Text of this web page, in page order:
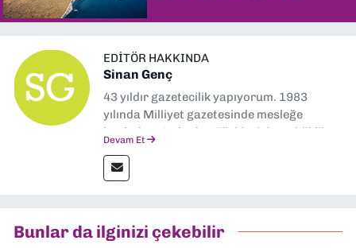
EDITÖR HAKKINDA
Sinan Genç
43 yıldır gazetecilik yapıyorum. 1983
yılında Milliyet gazetesinde mesleğe
başladım. Ardından Türkiye’nin en köklü
muhabir, editör, müdür yardımcısı ve spor
müdürü olarak görev yaptım. Ayrıca Yeni
Gazetesi'nde editörlük yapıyorum
Devam Et
Bunlar da ilginizi çekebilir